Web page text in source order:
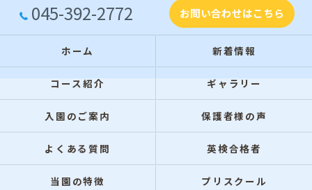
045-392-2772 お問い合わせはこちら
ホーム 新着情報
コース紹介 ギャラリー
入園のご案内 保護者様の声
よくある質問 英検合格者
当園の特徴 プリスクール